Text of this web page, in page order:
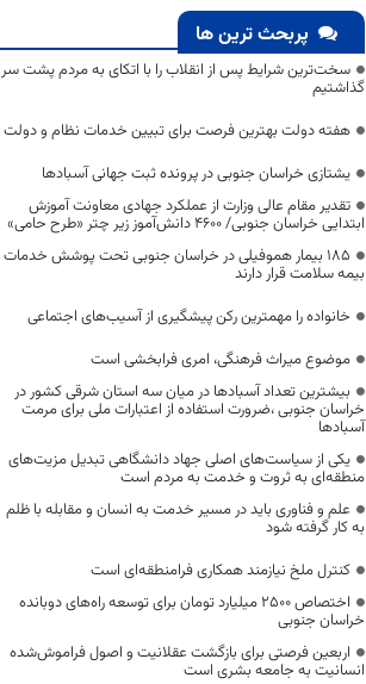
پربحث ترین ها
سخت‌ترین شرایط پس از انقلاب را با اتکای به مردم پشت سر
گذاشتیم
هفته دولت بهترین فرصت برای تبیین خدمات نظام و دولت
یشتازی خراسان جنوبی در پرونده ثبت جهانی آسبادها
تقدیر مقام عالی وزارت از عملکرد جهادی معاونت آموزش
ابتدایی خراسان جنوبی/ ۴۶۰۰ دانش‌آموز زیر چتر «طرح حامی»
۱۸۵ بیمار هموفیلی در خراسان جنوبی تحت پوشش خدمات
بیمه سلامت قرار دارند
خانواده را مهمترین رکن پیشگیری از آسیب‌های اجتماعی
موضوع میراث فرهنگی، امری فرابخشی است
بیشترین تعداد آسبادها در میان سه استان شرقی کشور در
خراسان جنوبی ،ضرورت استفاده از اعتبارات ملی برای مرمت
آسبادها
یکی از سیاست‌های اصلی جهاد دانشگاهی تبدیل مزیت‌های
منطقه‌ای به ثروت و خدمت به مردم است
علم و فناوری باید در مسیر خدمت به انسان و مقابله با ظلم
به کار گرفته شود
کنترل ملخ نیازمند همکاری فرامنطقه‌ای است
اختصاص 2500 میلیارد تومان برای توسعه راه‌های دوبانده
خراسان جنوبی
اربعین فرصتی برای بازگشت عقلانیت و اصول فراموش‌شده
انسانیت به جامعه بشری است